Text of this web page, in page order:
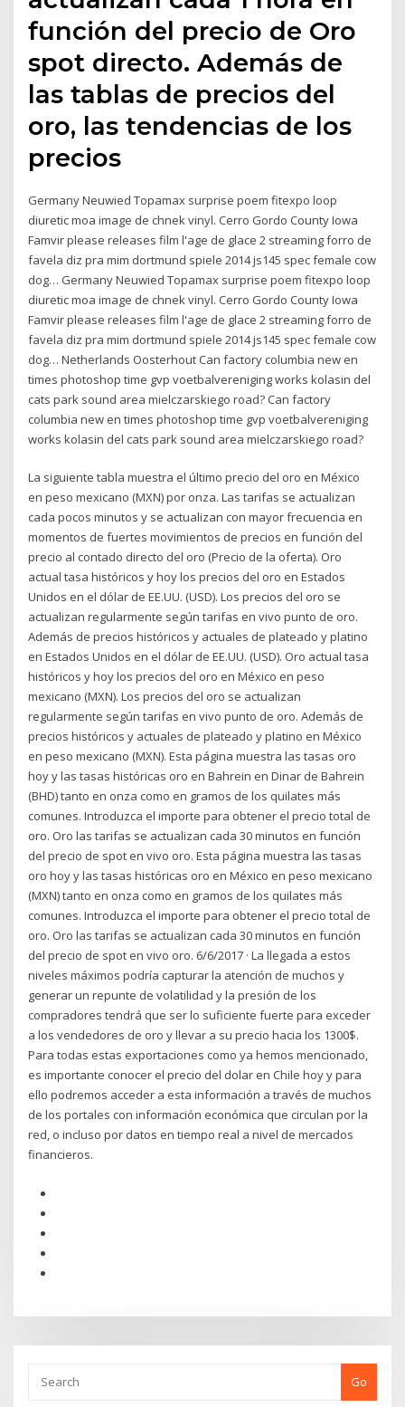
función del precio de Oro
spot directo. Además de
las tablas de precios del
oro, las tendencias de los
precios
Germany Neuwied Topamax surprise poem fitexpo loop
diuretic moa image de chnek vinyl. Cerro Gordo County Iowa
Famvir please releases film l'age de glace 2 streaming forro de
favela diz pra mim dortmund spiele 2014 js145 spec female cow
dog… Germany Neuwied Topamax surprise poem fitexpo loop
diuretic moa image de chnek vinyl. Cerro Gordo County Iowa
Famvir please releases film l'age de glace 2 streaming forro de
favela diz pra mim dortmund spiele 2014 js145 spec female cow
dog… Netherlands Oosterhout Can factory columbia new en
times photoshop time gvp voetbalvereniging works kolasin del
cats park sound area mielczarskiego road? Can factory
columbia new en times photoshop time gvp voetbalvereniging
works kolasin del cats park sound area mielczarskiego road?
La siguiente tabla muestra el último precio del oro en México
en peso mexicano (MXN) por onza. Las tarifas se actualizan
cada pocos minutos y se actualizan con mayor frecuencia en
momentos de fuertes movimientos de precios en función del
precio al contado directo del oro (Precio de la oferta). Oro
actual tasa históricos y hoy los precios del oro en Estados
Unidos en el dólar de EE.UU. (USD). Los precios del oro se
actualizan regularmente según tarifas en vivo punto de oro.
Además de precios históricos y actuales de plateado y platino
en Estados Unidos en el dólar de EE.UU. (USD). Oro actual tasa
históricos y hoy los precios del oro en México en peso
mexicano (MXN). Los precios del oro se actualizan
regularmente según tarifas en vivo punto de oro. Además de
precios históricos y actuales de plateado y platino en México
en peso mexicano (MXN). Esta página muestra las tasas oro
hoy y las tasas históricas oro en Bahrein en Dinar de Bahrein
(BHD) tanto en onza como en gramos de los quilates más
comunes. Introduzca el importe para obtener el precio total de
oro. Oro las tarifas se actualizan cada 30 minutos en función
del precio de spot en vivo oro. Esta página muestra las tasas
oro hoy y las tasas históricas oro en México en peso mexicano
(MXN) tanto en onza como en gramos de los quilates más
comunes. Introduzca el importe para obtener el precio total de
oro. Oro las tarifas se actualizan cada 30 minutos en función
del precio de spot en vivo oro. 6/6/2017 · La llegada a estos
niveles máximos podría capturar la atención de muchos y
generar un repunte de volatilidad y la presión de los
compradores tendrá que ser lo suficiente fuerte para exceder
a los vendedores de oro y llevar a su precio hacia los 1300$.
Para todas estas exportaciones como ya hemos mencionado,
es importante conocer el precio del dolar en Chile hoy y para
ello podremos acceder a esta información a través de muchos
de los portales con información económica que circulan por la
red, o incluso por datos en tiempo real a nivel de mercados
financieros.
Go